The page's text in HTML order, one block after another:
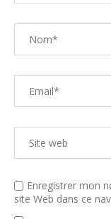
Enregistrer mon
site Web dans ce